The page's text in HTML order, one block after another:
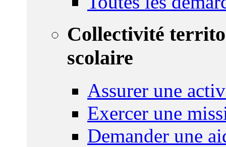
Collectivité
scolaire
Assurer une
Exercer une
Demander une